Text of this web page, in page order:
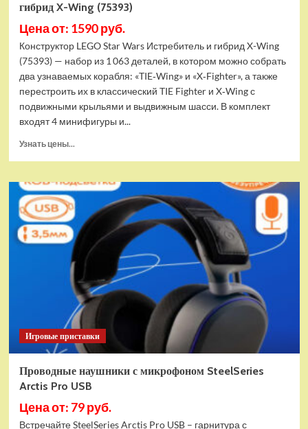
гибрид X-Wing (75393)
Цена от: 1590 руб.
Конструктор LEGO Star Wars Истребитель и гибрид X-Wing
(75393) — набор из 1 063 деталей, в котором можно собрать
два узнаваемых корабля: «TIE‑Wing» и «X‑Fighter», а также
перестроить их в классический TIE Fighter и X‑Wing с
подвижными крыльями и выдвижным шасси. В комплект
входят 4 минифигуры и...
Узнать цены...
(EU)
Конструктор
LEGO
Star
Wars
Истребитель
и
гибрид
X-
Wing
(75393)
Игровые приставки
Проводные наушники с микрофоном SteelSeries
Arctis Pro USB
Цена от: 79 руб.
Встречайте SteelSeries Arctis Pro USB – гарнитура с